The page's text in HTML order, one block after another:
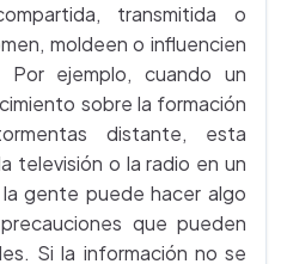
transmitida o
moldeen o influencien
Por ejemplo, cuando un
sobre la formación
distante, esta
televisión o la radio en un
gente puede hacer algo
que pueden
Si la información no se